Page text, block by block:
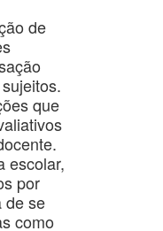
de
que
escolar,
por
de se
como